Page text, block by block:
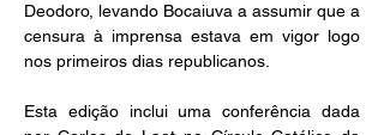
Deodoro, levando Bocaiuva a assumir que a
censura à imprensa estava em vigor logo
nos primeiros dias republicanos.
Esta edição inclui uma conferência dada